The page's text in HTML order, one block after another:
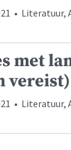
•
met
vereist)
•